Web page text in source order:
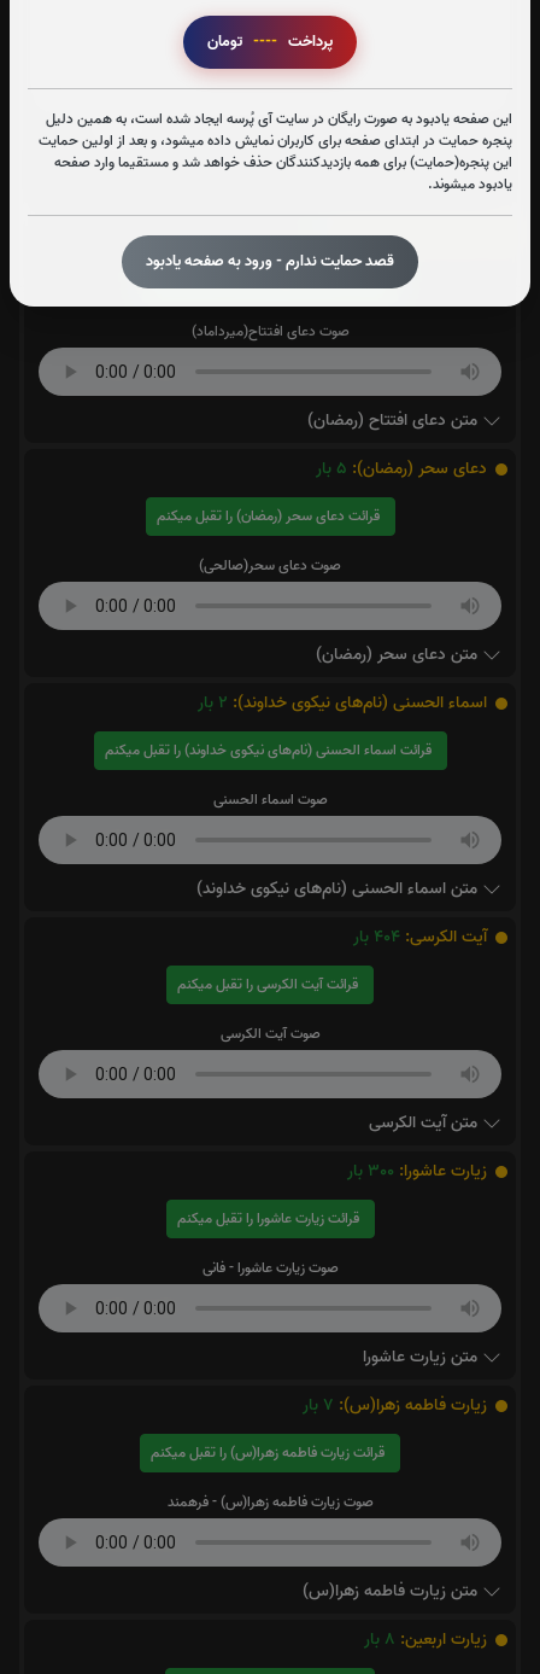
پرداخت ----
این صفحه یادبود به صورت رایگان در سایت آی پُرسه ایجاد شده است، به همین دلیل
پنجره حمایت در ابتدای صفحه برای کاربران نمایش داده میشود، و بعد از اولین حمایت
این پنجره(حمایت) برای همه بازدیدکنندگان حذف خواهد شد و مستقیما وارد صفحه
یادبود میشوند.
قصد حمایت ندارم - ورود به صفحه یادبود
دعای افتتاح (رمضان):4بار
صوت دعای افتتاح(میرداماد)
متن دعای افتتاح (رمضان)
دعای سحر (رمضان): 5 بار
قرائت دعای سحر (رمضان) را تقبل میکنم
صوت دعای سحر(صالحی)
متن دعای سحر (رمضان)
اسماء الحسنی (نام‌های نیکوی خداوند): 2 بار
قرائت اسماء الحسنی (نام‌های نیکوی خداوند) را تقبل میکنم
صوت اسماء الحسنی
متن اسماء الحسنی (نام‌های نیکوی خداوند)
آیت الکرسی: 404 بار
قرائت آیت الکرسی را تقبل میکنم
صوت آیت الکرسی
متن آیت الکرسی
زیارت عاشورا: 300 بار
قرائت زیارت عاشورا را تقبل میکنم
صوت زیارت عاشورا - فانی
متن زیارت عاشورا
زیارت فاطمه زهرا(س): 7 بار
قرائت زیارت فاطمه زهرا(س) را تقبل میکنم
صوت زیارت فاطمه زهرا(س) - فرهمند
متن زیارت فاطمه زهرا(س)
زیارت اربعین: 8 بار